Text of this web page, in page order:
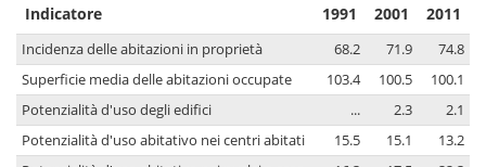
Indicatore 1991 2001 2011
Incidenza delle abitazioni in proprietà 68.2 71.9
74.8
Superficie media delle abitazioni occupate
103.4 100.5
100.1
Potenzialità d'uso degli edifici
... 2.3
2.1
Potenzialità d'uso abitativo nei centri abitati
15.5 15.1
13.2